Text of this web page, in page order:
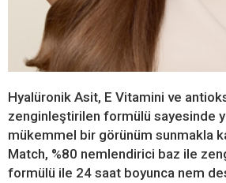
Hyalüronik Asit, E Vitamini ve
zenginleştirilen formülü sayesinde
mükemmel bir görünüm sunmakla
Match, %80 nemlendirici baz ile
formülü ile 24 saat boyunca nem